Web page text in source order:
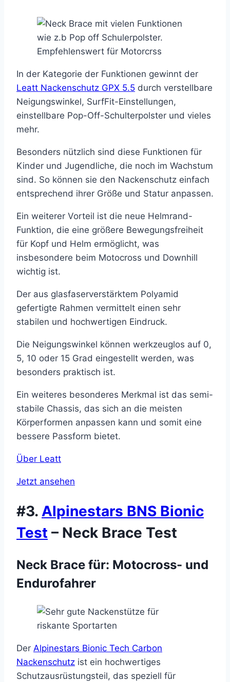
In der Kategorie der Funktionen gewinnt der
Leatt Nackenschutz GPX 5.5 durch verstellbare
Neigungswinkel, SurfFit-Einstellungen,
einstellbare Pop-Off-Schulterpolster und vieles
mehr.
Besonders nützlich sind diese Funktionen für
Kinder und Jugendliche, die noch im Wachstum
sind. So können sie den Nackenschutz einfach
entsprechend ihrer Größe und Statur anpassen.
Ein weiterer Vorteil ist die neue Helmrand-
Funktion, die eine größere Bewegungsfreiheit
für Kopf und Helm ermöglicht, was
insbesondere beim Motocross und Downhill
wichtig ist.
Der aus glasfaserverstärktem Polyamid
gefertigte Rahmen vermittelt einen sehr
stabilen und hochwertigen Eindruck.
Die Neigungswinkel können werkzeuglos auf 0,
5, 10 oder 15 Grad eingestellt werden, was
besonders praktisch ist.
Ein weiteres besonderes Merkmal ist das semi-
stabile Chassis, das sich an die meisten
Körperformen anpassen kann und somit eine
bessere Passform bietet.
Über Leatt
Jetzt ansehen
#3. Alpinestars BNS Bionic
Test – Neck Brace Test
Neck Brace für: Motocross- und
Endurofahrer
Der Alpinestars Bionic Tech Carbon
Nackenschutz ist ein hochwertiges
Schutzausrüstungsteil, das speziell für